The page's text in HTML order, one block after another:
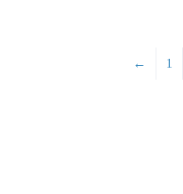
← 1